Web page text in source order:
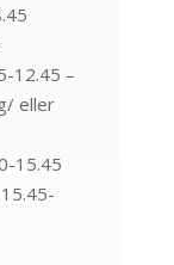
12.45 –
eller
15.45